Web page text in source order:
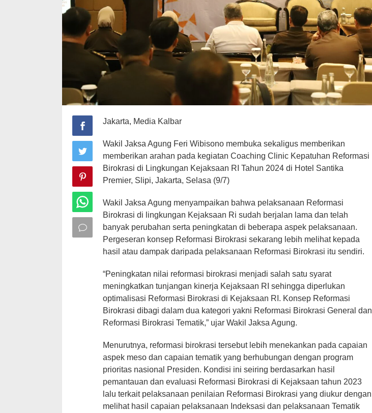
Jakarta, Media Kalbar
Wakil Jaksa Agung Feri Wibisono membuka sekaligus memberikan
memberikan arahan pada kegiatan Coaching Clinic Kepatuhan Reformasi
Birokrasi di Lingkungan Kejaksaan RI Tahun 2024 di Hotel Santika
Premier, Slipi, Jakarta, Selasa (9/7)
Wakil Jaksa Agung menyampaikan bahwa pelaksanaan Reformasi
Birokrasi di lingkungan Kejaksaan Ri sudah berjalan lama dan telah
banyak perubahan serta peningkatan di beberapa aspek pelaksanaan.
Pergeseran konsep Reformasi Birokrasi sekarang lebih melihat kepada
hasil atau dampak daripada pelaksanaan Reformasi Birokrasi itu sendiri.
“Peningkatan nilai reformasi birokrasi menjadi salah satu syarat
meningkatkan tunjangan kinerja Kejaksaan RI sehingga diperlukan
optimalisasi Reformasi Birokrasi di Kejaksaan RI. Konsep Reformasi
Birokrasi dibagi dalam dua kategori yakni Reformasi Birokrasi General dan
Reformasi Birokrasi Tematik,” ujar Wakil Jaksa Agung.
Menurutnya, reformasi birokrasi tersebut lebih menekankan pada capaian
aspek meso dan capaian tematik yang berhubungan dengan program
prioritas nasional Presiden. Kondisi ini seiring berdasarkan hasil
pemantauan dan evaluasi Reformasi Birokrasi di Kejaksaan tahun 2023
lalu terkait pelaksanaan penilaian Reformasi Birokrasi yang diukur dengan
melihat hasil capaian pelaksanaan Indeksasi dan pelaksanaan Tematik